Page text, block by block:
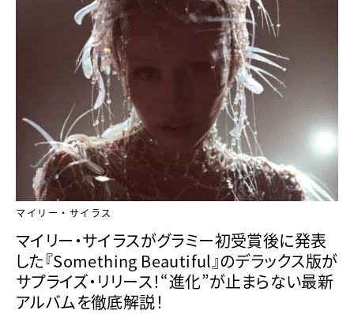
マイリー・サイラス
マイリー・サイラスがグラミー初受賞後に発表
した『Something Beautiful』のデラックス版が
サプライズ・リリース！“進化”が止まらない最新
アルバムを徹底解説！